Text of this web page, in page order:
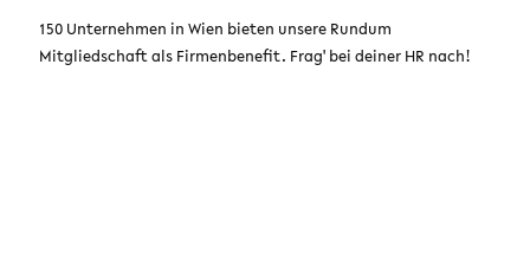
150 Unternehmen in Wien bieten unsere Rundum
Mitgliedschaft als Firmenbenefit. Frag' bei deiner HR nach!